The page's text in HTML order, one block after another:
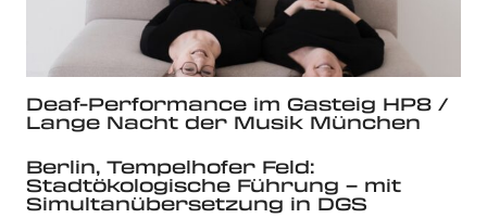
Deaf-Performance im Gasteig HP8 /
Lange Nacht der Musik München
Berlin, Tempelhofer Feld:
Stadtökologische Führung – mit
Simultanübersetzung in DGS